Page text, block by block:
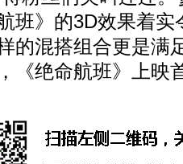
班》的3D效果着实
的混搭组合更是满
《绝命航班》上映